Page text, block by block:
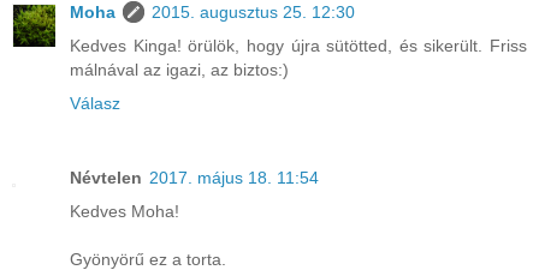
Moha
2015. augusztus 25. 12:30
Kedves Kinga! örülök, hogy újra sütötted, és sikerült. Friss
málnával az igazi, az biztos:)
Válasz
Névtelen 2017. május 18. 11:54
Kedves Moha!
Gyönyörű ez a torta.